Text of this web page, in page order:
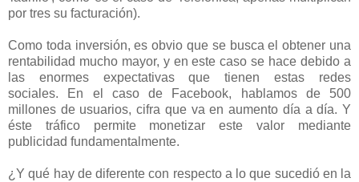
por tres su facturación).
Como toda inversión, es obvio que se busca el obtener una
rentabilidad mucho mayor, y en este caso se hace debido a
las enormes expectativas que tienen estas redes
sociales. En el caso de Facebook, hablamos de 500
millones de usuarios, cifra que va en aumento día a día. Y
éste tráfico permite monetizar este valor mediante
publicidad fundamentalmente.
¿Y qué hay de diferente con respecto a lo que sucedió en la